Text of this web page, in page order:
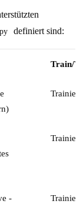
definiert sind:
Train/
-